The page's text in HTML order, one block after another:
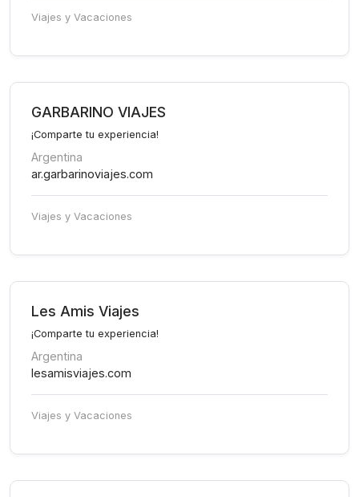
Viajes y Vacaciones
GARBARINO VIAJES
¡Comparte tu experiencia!
Argentina
ar.garbarinoviajes.com
Viajes y Vacaciones
Les Amis Viajes
¡Comparte tu experiencia!
Argentina
lesamisviajes.com
Viajes y Vacaciones